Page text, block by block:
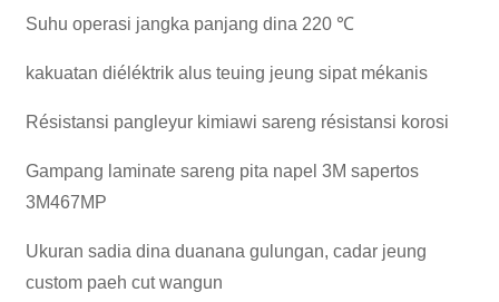
Suhu operasi jangka panjang dina 220 ℃
kakuatan diéléktrik alus teuing jeung sipat mékanis
Résistansi pangleyur kimiawi sareng résistansi korosi
Gampang laminate sareng pita napel 3M sapertos
3M467MP
Ukuran sadia dina duanana gulungan, cadar jeung
custom paeh cut wangun